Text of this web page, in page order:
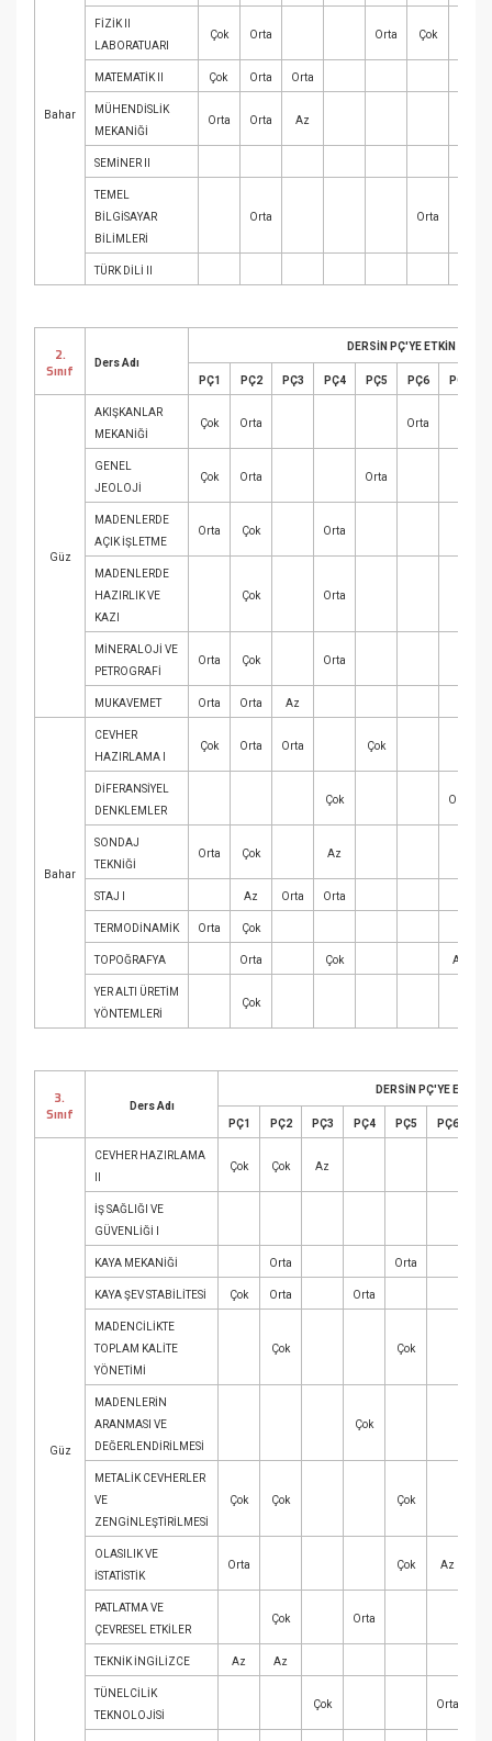
Bahar
FİZİK II
LABORATUARI
Çok Orta Orta Çok
MATEMATİK II Çok Orta Orta
MÜHENDİSLİK
MEKANİĞİ
Orta Orta Az
SEMİNER II
TEMEL
BİLGİSAYAR
BİLİMLERİ
Orta Orta
TÜRK DİLİ II
2.
Sınıf
Ders Adı
DERSİN PÇ'YE ETKİN
PÇ1 PÇ2 PÇ3 PÇ4 PÇ5 PÇ6 PÇ7
Güz
AKIŞKANLAR
MEKANİĞİ
Çok Orta Orta
GENEL
JEOLOJİ
Çok Orta Orta
MADENLERDE
AÇIK İŞLETME
Orta Çok Orta
MADENLERDE
HAZIRLIK VE
KAZI
Çok Orta
MİNERALOJİ VE
PETROGRAFİ
Orta Çok Orta
MUKAVEMET Orta Orta Az
Bahar
CEVHER
HAZIRLAMA I
Çok Orta Orta Çok
DİFERANSİYEL
DENKLEMLER
Çok Orta
SONDAJ
TEKNİĞİ
Orta Çok Az
STAJ I Az Orta Orta
TERMODİNAMİK Orta Çok
TOPOĞRAFYA Orta Çok Az
YER ALTI ÜRETİM
YÖNTEMLERİ
Çok
3.
Sınıf
Ders Adı
DERSİN PÇ'YE ETKİN
PÇ1 PÇ2 PÇ3 PÇ4 PÇ5 PÇ6
Güz
CEVHER HAZIRLAMA
Çok Çok Az
İŞ SAĞLIĞI VE
GÜVENLİĞİ I
KAYA MEKANİĞİ Orta Orta
KAYA ŞEV STABİLİTESİ Çok Orta Orta
MADENCİLİKTE
TOPLAM KALİTE
YÖNETİMİ
Çok Çok
MADENLERİN
ARANMASI VE
DEĞERLENDİRİLMESİ
Çok
METALİK CEVHERLER
VE
ZENGİNLEŞTİRİLMESİ
Çok Çok Çok
OLASILIK VE
İSTATİSTİK
Orta Çok Az
PATLATMA VE
ÇEVRESEL ETKİLER
Çok Orta
TEKNİK İNGİLİZCE Az Az
TÜNELCİLİK
TEKNOLOJİSİ
Çok Orta